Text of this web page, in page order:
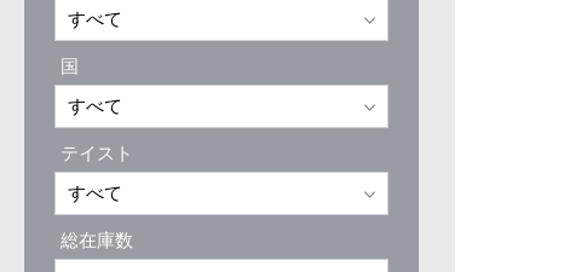
国
テイスト
総在庫数